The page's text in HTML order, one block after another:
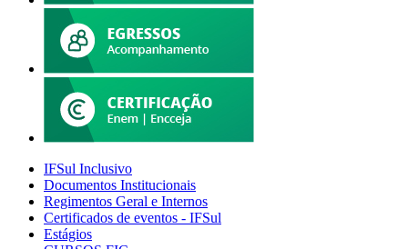
IFSul Inclusivo
Documentos Institucionais
Regimentos Geral e Internos
Certificados de eventos - IFSul
Estágios